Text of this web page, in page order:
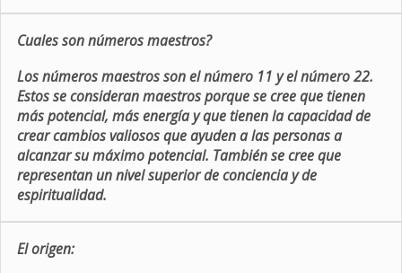
Cuales son números maestros?
Los números maestros son el número 11 y el número 22.
Estos se consideran maestros porque se cree que tienen
más potencial, más energía y que tienen la capacidad de
crear cambios valiosos que ayuden a las personas a
alcanzar su máximo potencial. También se cree que
representan un nivel superior de conciencia y de
espiritualidad.
El origen: